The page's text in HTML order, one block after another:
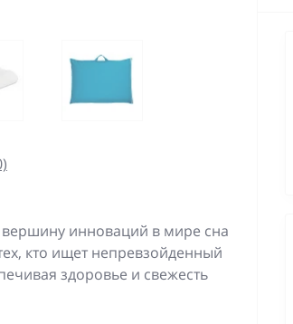
вершину инноваций в мире сна
кто ищет непревзойденный
здоровье и свежесть